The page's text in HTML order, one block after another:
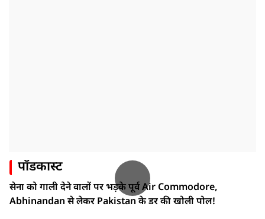
पॉडकास्ट
सेना को गाली देने वालों पर भड़के पूर्व Air Commodore,
Abhinandan से लेकर Pakistan के डर की खोली पोल!